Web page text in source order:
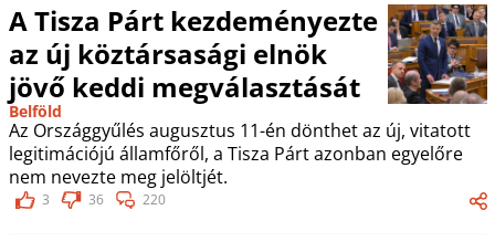
A Tisza Párt kezdeményezte
az új köztársasági elnök
jövő keddi megválasztását
Belföld
Az Országgyűlés augusztus 11-én dönthet az új, vitatott
legitimációjú államfőről, a Tisza Párt azonban egyelőre
nem nevezte meg jelöltjét.
3 36 220